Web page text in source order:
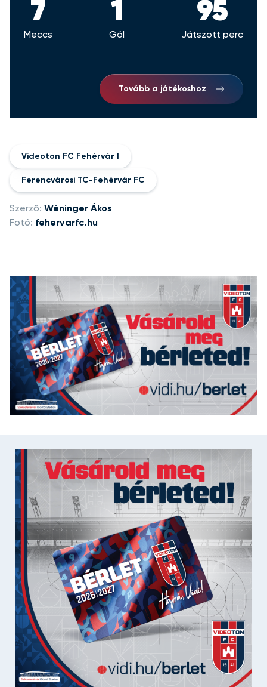
7
Meccs
1
Gól
95
Játszott perc
Tovább a játékoshoz
Videoton FC Fehérvár I
Ferencvárosi TC-Fehérvár FC
Szerző: Wéninger Ákos
Fotó: fehervarfc.hu